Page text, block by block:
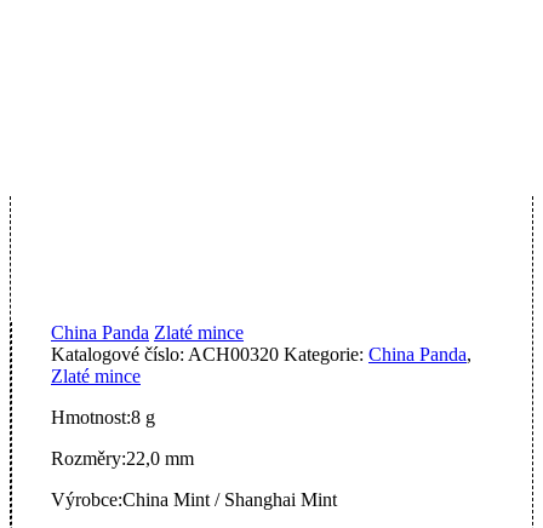
China Panda Zlaté mince
Katalogové číslo: ACH00320 Kategorie: China Panda,
Zlaté mince
Hmotnost:8 g
Rozměry:22,0 mm
Výrobce:China Mint / Shanghai Mint